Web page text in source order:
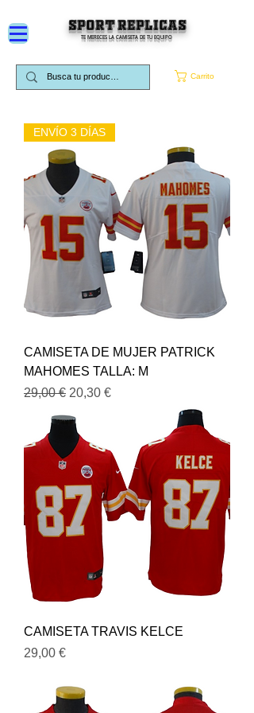
Carrito
SPORT REPLICAS
TE MERECES LA CAMISETA DE TU EQUIPO
ENVÍO 3 DÍAS
CAMISETA DE MUJER PATRICK
MAHOMES TALLA: M
Precio
29,00 € Precio de oferta
20,30 €
CAMISETA TRAVIS KELCE
Precio
29,00 €